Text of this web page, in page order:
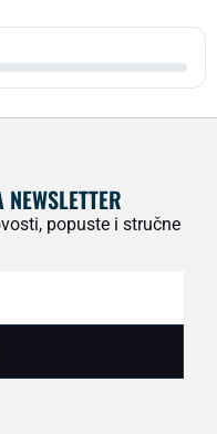
popuste i stručne